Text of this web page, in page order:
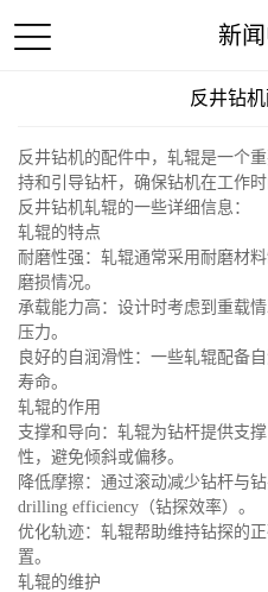
新
反井钻
反井钻机的配件中，轧辊是一个
持和引导钻杆，确保钻机在工作
反井钻机轧辊的一些详细信息：
轧辊的特点
耐磨性强：轧辊通常采用耐磨材
磨损情况。
承载能力高：设计时考虑到重载
压力。
良好的自润滑性：一些轧辊配备
寿命。
轧辊的作用
支撑和导向：轧辊为钻杆提供支
性，避免倾斜或偏移。
降低摩擦：通过滚动减少钻杆与
drilling efficiency（钻探效率）。
优化轨迹：轧辊帮助维持钻探的
置。
轧辊的维护